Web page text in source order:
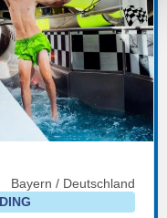
Bayern / Deutschland